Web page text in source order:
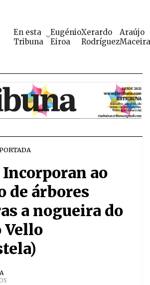
En esta
Tribuna
Eugénio
Eiroa
Xerardo
Rodríguez
Araújo
Maceira
ao
de árbores
a nogueira do
Vello